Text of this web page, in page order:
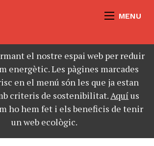
MENU
el nostre espai web per reduir
energètic. Les pàgines marcades
en el menú són les que ja estan
criteris de sostenibilitat.Aquíus
ho hem fet i els beneficis de tenir
un web ecològic.